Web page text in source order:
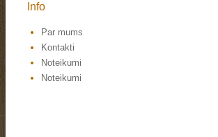
Info
Par mums
Kontakti
Noteikumi
Noteikumi